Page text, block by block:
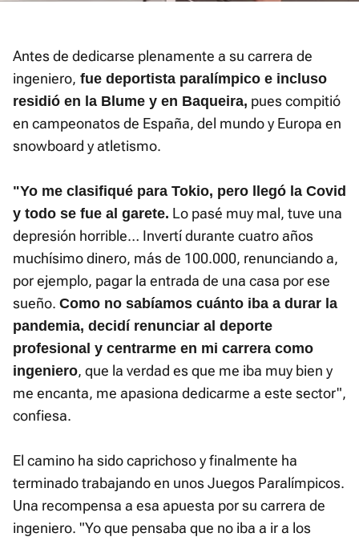
Antes de dedicarse plenamente a su carrera de
ingeniero, fue deportista paralímpico e incluso
residió en la Blume y en Baqueira, pues compitió
en campeonatos de España, del mundo y Europa en
snowboard y atletismo.
"Yo me clasifiqué para Tokio, pero llegó la Covid
y todo se fue al garete. Lo pasé muy mal, tuve una
depresión horrible… Invertí durante cuatro años
muchísimo dinero, más de 100.000, renunciando a,
por ejemplo, pagar la entrada de una casa por ese
sueño. Como no sabíamos cuánto iba a durar la
pandemia, decidí renunciar al deporte
profesional y centrarme en mi carrera como
ingeniero, que la verdad es que me iba muy bien y
me encanta, me apasiona dedicarme a este sector",
confiesa.
El camino ha sido caprichoso y finalmente ha
terminado trabajando en unos Juegos Paralímpicos.
Una recompensa a esa apuesta por su carrera de
ingeniero. "Yo que pensaba que no iba a ir a los